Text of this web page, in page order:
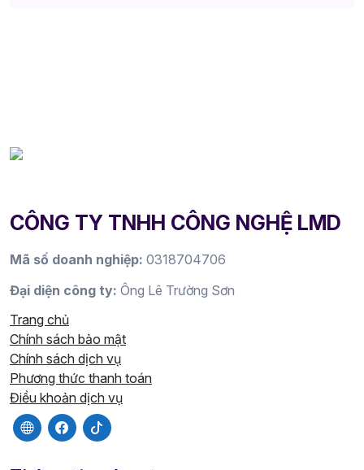
CÔNG TY TNHH CÔNG NGHỆ LMD
Mã số doanh nghiệp: 0318704706
Đại diện công ty: Ông Lê Trường Sơn
Trang chủ
Chính sách bảo mật
Chính sách dịch vụ
Phương thức thanh toán
Điều khoản dịch vụ